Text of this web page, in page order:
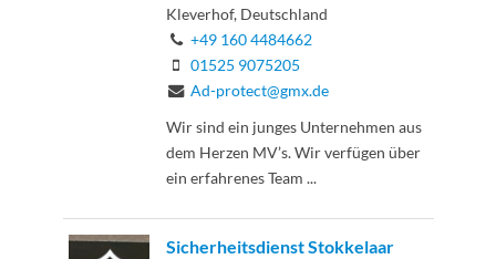
Kleverhof, Deutschland
+49 160 4484662
01525 9075205
Ad-protect@gmx.de
Wir sind ein junges Unternehmen aus
dem Herzen MV’s. Wir verfügen über
ein erfahrenes Team ...
Sicherheitsdienst Stokkelaar